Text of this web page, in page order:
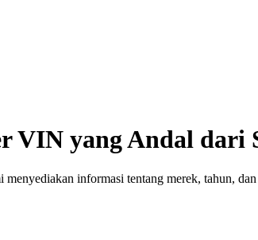
VIN yang Andal dari
informasi tentang merek, tahun,